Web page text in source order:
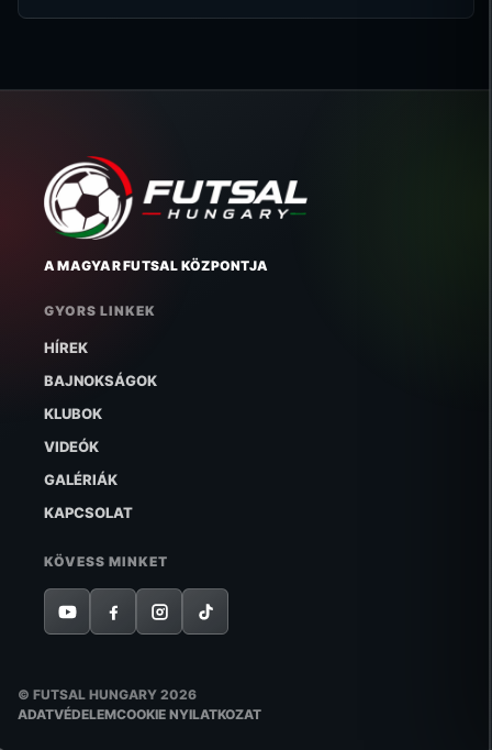
A MAGYAR FUTSAL KÖZPONTJA
GYORS LINKEK
HÍREK
BAJNOKSÁGOK
KLUBOK
VIDEÓK
GALÉRIÁK
KAPCSOLAT
KÖVESS MINKET
© FUTSAL HUNGARY 2026
ADATVÉDELEMCOOKIE NYILATKOZAT